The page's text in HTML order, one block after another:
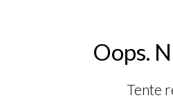
Oops.
Tente